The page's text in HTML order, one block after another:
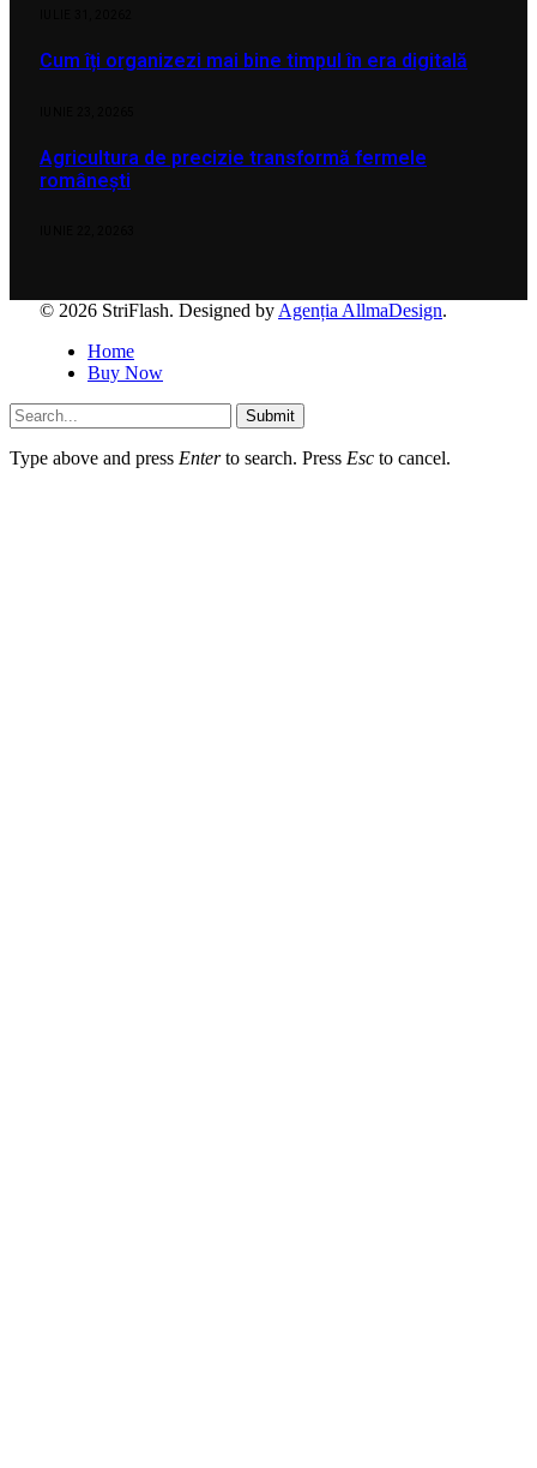
Cum îți organizezi mai bine timpul în era digitală
Agricultura de precizie transformă fermele
românești
© 2026 StriFlash. Designed by Agenția AllmaDesign.
Home
Buy Now
Submit
Type above and press Enterto search. Press Esc to cancel.